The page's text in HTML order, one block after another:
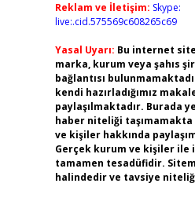
Reklam ve İletişim: Skype:
live:.cid.575569c608265c69
Yasal Uyarı: Bu internet
marka, kurum veya şahıs
bağlantısı
kendi hazırladığımız
paylaşılmaktadır. Burada
haber niteliği
ve kişiler hakkında
Gerçek kurum ve kişiler
tamamen tesadüfidir.
halindedir ve tavsiye